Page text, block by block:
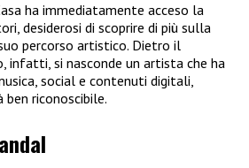
ha immediatamente acceso la
desiderosi di scoprire di più sulla
percorso artistico. Dietro il
infatti, si nasconde un artista che ha
social e contenuti digitali,
ben riconoscibile.